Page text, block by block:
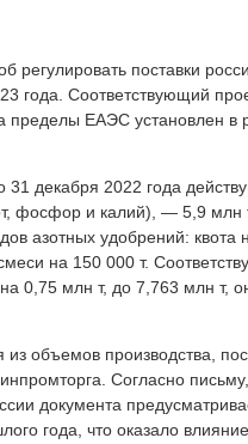
поставки
года. Соответствующий
пределы ЕАЭС установлен
декабря 2022 года
фосфор и калий), — 5,9
азотных удобрений:
на 150 000 т.
0,75 млн т, до 7,763 млн т,
из объемов производства,
Согласно
документа
года, что оказало